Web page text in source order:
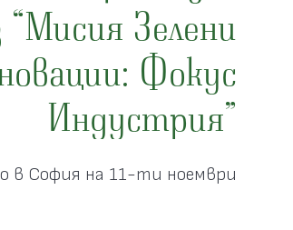
“Мисия Зелени
Фокус
Индустрия”
в София на 11-ти ноември